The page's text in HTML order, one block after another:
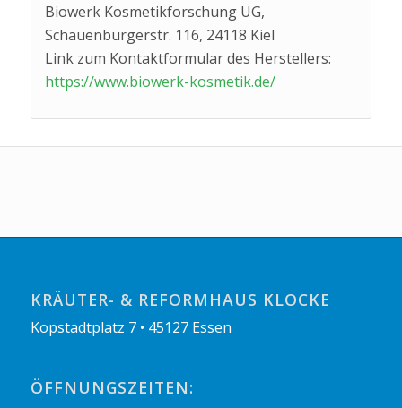
Biowerk Kosmetikforschung UG,
Schauenburgerstr. 116, 24118 Kiel
Link zum Kontaktformular des Herstellers:
https://www.biowerk-kosmetik.de/
KRÄUTER- & REFORMHAUS KLOCKE
Kopstadtplatz 7 • 45127 Essen
ÖFFNUNGSZEITEN: